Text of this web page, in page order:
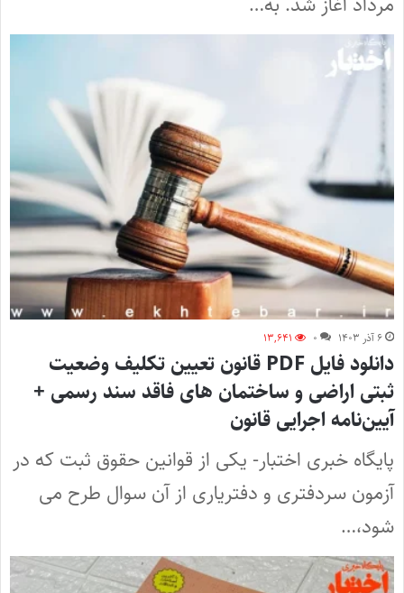
۶ آذر ۱۴۰۳ ۰ ۱۳,۶۴۱
دانلود فایل PDF قانون تعیین تکلیف وضعیت
ثبتی اراضی و ساختمان های فاقد سند رسمی +
آیین‌نامه اجرایی قانون
پایگاه خبری اختبار- یکی از قوانین حقوق ثبت که در
آزمون سردفتری و دفتریاری از آن سوال طرح می
شود،…